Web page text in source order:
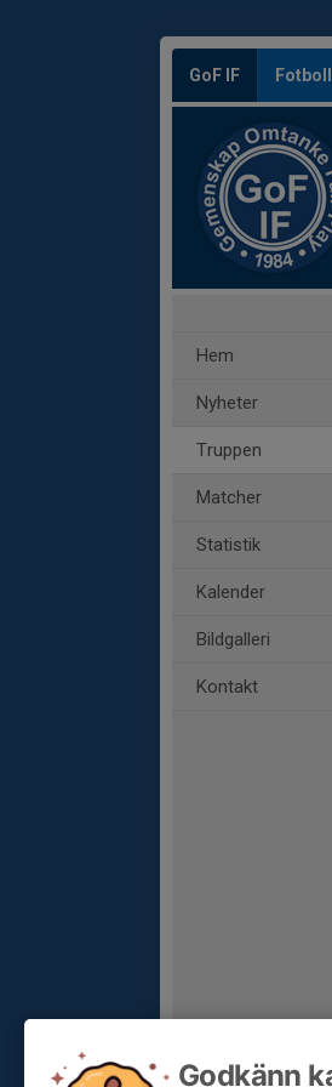
GoF IF Fotboll
Hem
Nyheter
Truppen
Matcher
Statistik
Kalender
Bildgalleri
Kontakt
Godkänn